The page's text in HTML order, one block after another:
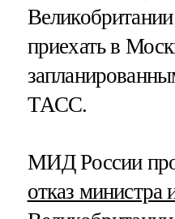
приехать в
ТАСС.
МИД России
отказ министра